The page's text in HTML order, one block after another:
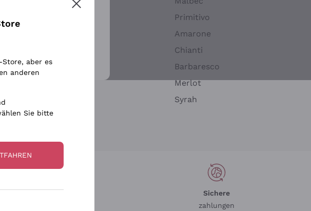
Chardonnay
Primitivo
Amarone
Chianti
Barbaresco
Merlot
Syrah
Sichere
zahlungen
Bestimmungen
aber es
anderen
Sie bitte